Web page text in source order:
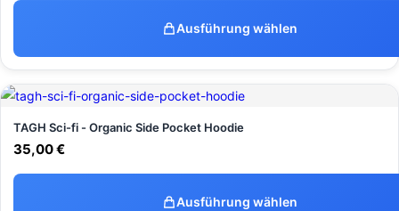
Ausführung wählen
TAGH Sci-fi - Organic Side Pocket Hoodie
35,00€
Ausführung wählen